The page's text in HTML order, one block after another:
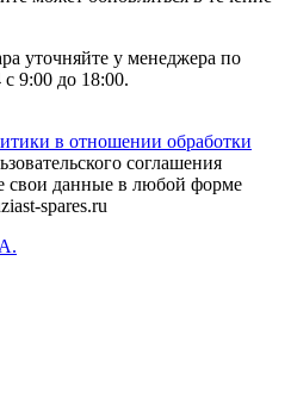
уточняйте у менеджера по
9:00 до 18:00.
в отношении обработки
соглашения
свои данные в любой форме
spares.ru